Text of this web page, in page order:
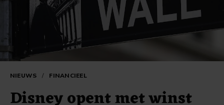
NIEUWS / FINANCIEEL
Disney opent met winst